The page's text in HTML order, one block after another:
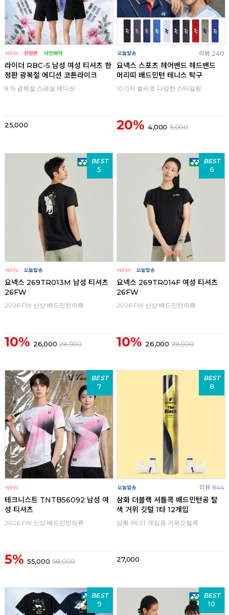
라이더 RBC-5 남성 여성 티셔츠 한
정판 광복절 에디션 코튼라이크
8.15 광복절 스페셜 에디션
25,000
리뷰 240
요넥스 스포츠 헤어밴드 헤드밴드
머리띠 배드민턴 테니스 탁구
10가지 컬러로 다양한 스타일링
20% 4,000 5,000
BEST
5
요넥스 269TR013M 남성 티셔츠
26FW
2026 FW 신상 배드민턴의류
10% 26,000 29,000
BEST
6
요넥스 269TR014F 여성 티셔츠
26FW
2026 FW 신상 배드민턴의류
10% 26,000 29,000
BEST
7
테크니스트 TNTB56092 남성 여
성 티셔츠
2026 FW 신상 배드민턴의류
5% 55,000 58,000
BEST
8
리뷰 844
삼화 더블랙 셔틀콕 배드민턴공 탈
색 거위 깃털 1타 12개입
삼화 BEST 게임용 거위깃털콕
27,000
BEST
9
BEST
10